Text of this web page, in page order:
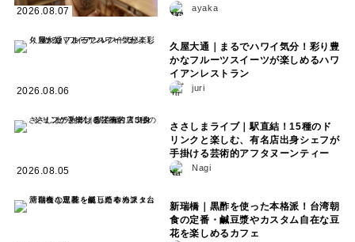
2026.08.07 ayaka
2026.08.06
久屋大通｜まるでハワイ気分！彩り豊
かなフルーツスイーツが楽しめるハワ
イアンレストラン
juri
2026.08.05
ささしまライブ｜駅直結！15種のド
リンクと楽しむ、有名店出身シェフが
手掛ける芸術的アフタヌーンティー
Nagi
新瑞橋｜黒酢を使った本格派！台湾朝
食の定番・鹹豆漿やカスタム自在な豆
花を楽しめるカフェ